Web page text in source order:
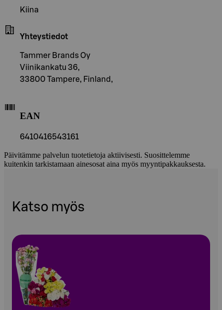
Kiina
Yhteystiedot
Tammer Brands Oy
Viinikankatu 36,
33800 Tampere, Finland,
EAN
6410416543161
Päivitämme palvelun tuotetietoja aktiivisesti. Suosittelemme
kuitenkin tarkistamaan ainesosat aina myös myyntipakkauksesta.
Katso myös